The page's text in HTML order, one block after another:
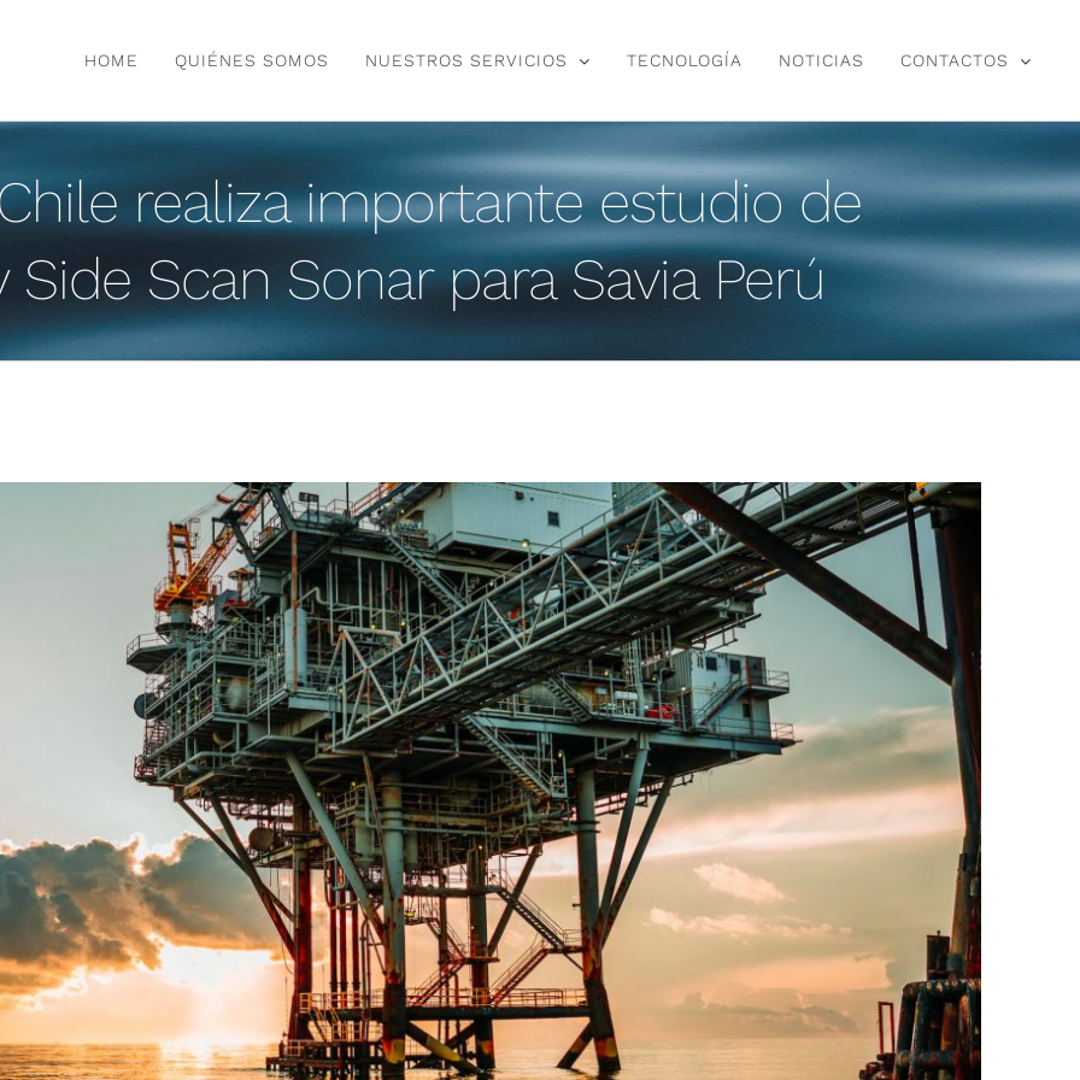
HOME QUIÉNES SOMOS NUESTROS SERVICIOS TECNOLOGÍA NOTICIAS CONTACTOS
realiza importante estudio de
Scan Sonar para Savia Perú